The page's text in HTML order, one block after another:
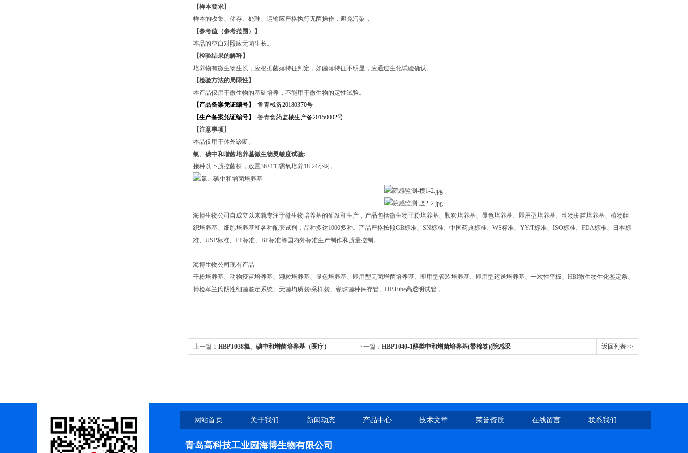
【样本要求】
样本的收集、储存、处理、运输应严格执行无菌操作，避免污染，
【参考值（参考范围）】
本品的空白对照应无菌生长。
【检验结果的解释】
培养物有微生物生长，应根据菌落特征判定，如菌落特征不明显，应通过生化试验确认。
【检验方法的局限性】
本产品仅用于微生物的基础培养，不能用于微生物的定性试验。
【产品备案凭证编号】
鲁青械备20180370号
【生产备案凭证编号】 鲁青食药监械生产备20150002号
【注意事项】
本品仅用于体外诊断。
氯、碘中和增菌培养基微生物灵敏度试验:
接种以下质控菌株，放置36±1℃需氧培养18-24小时。
海博生物公司自成立以来就专注于微生物培养基的研发和生产，产品包括微生物干粉培养基、颗粒培养基、显色培养基、即用型培养基、动物疫苗培养基、植物组
织培养基、细胞培养基和各种配套试剂，品种多达1000多种。产品严格按照GB标准、SN标准、中国药典标准、WS标准、YY/T标准、ISO标准、FDA标准、日本标
准、USP标准、EP标准、BP标准等国内外标准生产制作和质量控制。
海博生物公司现有产品
干粉培养基、动物疫苗培养基、颗粒培养基、显色培养基、即用型无菌增菌培养基、即用型管装培养基、即用型运送培养基、一次性平板、HBI微生物生化鉴定条、
博检革兰氏阴性细菌鉴定系统、无菌均质袋/采样袋、瓷珠菌种保存管、HBTube高透明试管 。
上一篇： HBPT038氯、碘中和增菌培养基（医疗） 下一篇： HBPT040-1醇类中和增菌培养基(带棉签)(院感采 返回列表>>
网站首页 关于我们 新闻动态 产品中心 技术文章 荣誉资质 在线留言 联系我们
青岛高科技工业园海博生物有限公司